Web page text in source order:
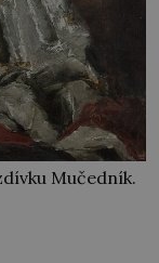
Mučedník.